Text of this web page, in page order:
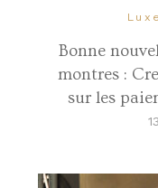
Bonne
montres :
sur les